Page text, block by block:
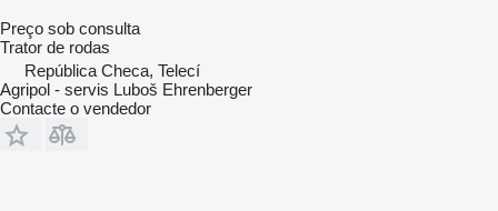
Preço sob consulta
Trator de rodas
República Checa, Telecí
Agripol - servis Luboš Ehrenberger
Contacte o vendedor